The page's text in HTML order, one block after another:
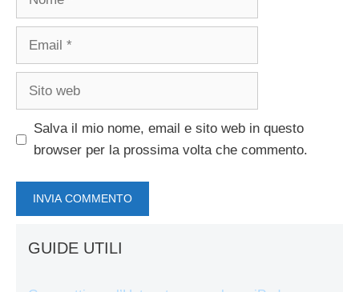
Email
Sito
Salva il mio nome, email e sito web in questo
browser per la prossima volta che commento.
GUIDE UTILI